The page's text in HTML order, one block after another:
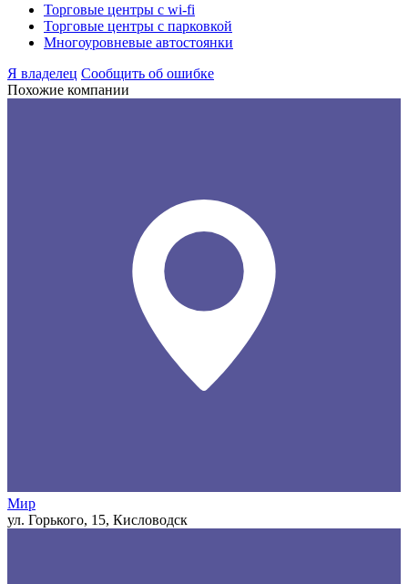
Торговые центры с wi-fi
Торговые центры с парковкой
Многоуровневые автостоянки
Я владелец Сообщить об ошибке
Похожие компании
Мир
ул. Горького, 15, Кисловодск